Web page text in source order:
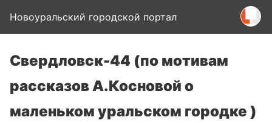
Новоуральский городской портал
Свердловск-44 (по мотивам
рассказов А.Косновой о
маленьком уральском городке )